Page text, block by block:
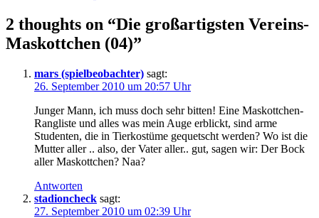
2 thoughts on “Die großartigsten Vereins-
Maskottchen (04)”
mars (spielbeobachter) sagt:
26. September 2010 um 20:57 Uhr
Junger Mann, ich muss doch sehr bitten! Eine Maskottchen-
Rangliste und alles was mein Auge erblickt, sind arme
Studenten, die in Tierkostüme gequetscht werden? Wo ist die
Mutter aller .. also, der Vater aller.. gut, sagen wir: Der Bock
aller Maskottchen? Naa?
Antworten
stadioncheck sagt:
27. September 2010 um 02:39 Uhr